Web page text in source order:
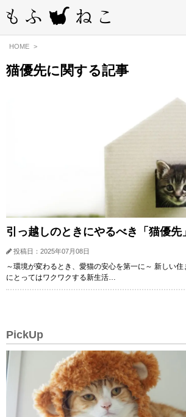
HOME
猫優先に関する記事
引っ越しのときにやるべき「猫優先
投稿日：2025年07月08日
～環境が変わるとき、愛猫の安心を第一に～ 新しい
にとってはワクワクする新生活…
PickUp